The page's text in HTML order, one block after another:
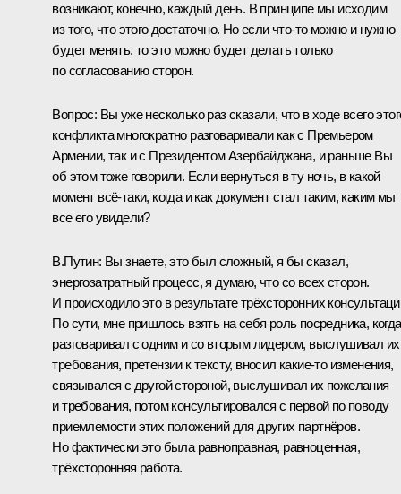
возникают, конечно, каждый день. В принципе мы исходим
из того, что этого достаточно. Но если что-то можно и нужно
будет менять, то это можно будет делать только
по согласованию сторон.
Вопрос: Вы уже несколько раз сказали, что в ходе всего
конфликта многократно разговаривали как с Премьером
Армении, так и с Президентом Азербайджана, и раньше Вы
об этом тоже говорили. Если вернуться в ту ночь, в какой
момент всё-таки, когда и как документ стал таким, каким мы
все его увидели?
В.Путин: Вы знаете, это был сложный, я бы сказал,
энергозатратный процесс, я думаю, что со всех сторон.
И происходило это в результате трёхсторонних
По сути, мне пришлось взять на себя роль посредника,
разговаривал с одним и со вторым лидером, выслушивал их
требования, претензии к тексту, вносил какие-то изменения,
связывался с другой стороной, выслушивал их пожелания
и требования, потом консультировался с первой по поводу
приемлемости этих положений для других партнёров.
Но фактически это была равноправная, равноценная,
трёхсторонняя работа.